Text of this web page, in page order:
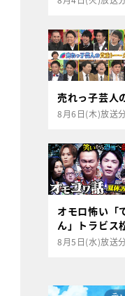
売れっ子芸人
8月6日(木)放送
オモロ怖い「
ん」トラビス
8月5日(水)放送